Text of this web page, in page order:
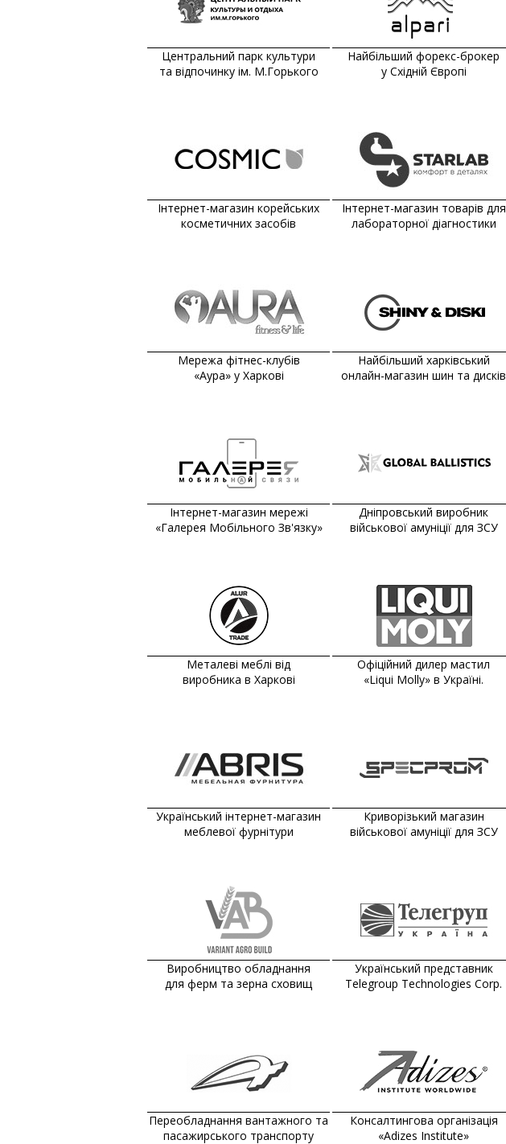
Стоматологія
Курси та навчання
Продукти харчування та напої
Центральний парк культури
та відпочинку ім. М.Горького
Найбільший форекс-брокер
у Східній Європі
Інтернет-магазин корейських
косметичних засобів
Інтернет-магазин товарів для
лабораторної діагностики
Мережа фітнес-клубів
«Аура» у Харкові
Найбільший харківський
онлайн-магазин шин та дисків
Інтернет-магазин мережі
«Галерея Мобільного Зв'язку»
Дніпровський виробник
військової амуніції для ЗСУ
Металеві меблі від
виробника в Харкові
Офіційний дилер мастил
«Liqui Molly» в Україні.
Український інтернет-магазин
меблевої фурнітури
Криворізький магазин
військової амуніції для ЗСУ
Виробництво обладнання
для ферм та зерна сховищ
Український представник
Telegroup Technologies Corp.
Переобладнання вантажного та
пасажирського транспорту
Консалтингова організація
«Adizes Institute»